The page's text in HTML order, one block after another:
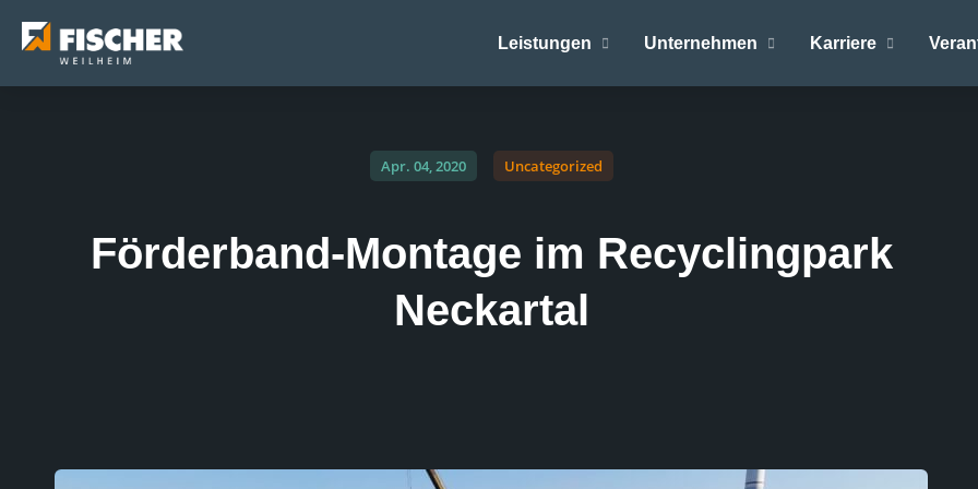
Leistungen Unternehmen Karriere
Apr. 04, 2020 Uncategorized
Förderband-Montage im Recyclingpark
Neckartal